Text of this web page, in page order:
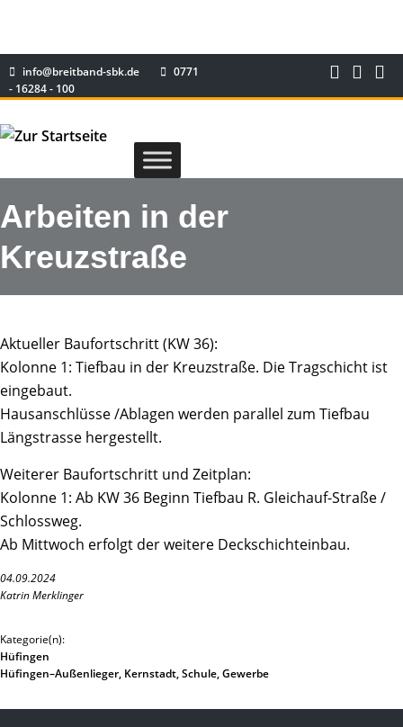
info@breitband-sbk.de
0771
- 16284 - 100
Arbeiten in der
Kreuzstraße
Aktueller Baufortschritt (KW 36):
Kolonne 1: Tiefbau in der Kreuzstraße. Die Tragschicht ist
eingebaut.
Hausanschlüsse /Ablagen werden parallel zum Tiefbau
Längstrasse hergestellt.
Weiterer Baufortschritt und Zeitplan:
Kolonne 1: Ab KW 36 Beginn Tiefbau R. Gleichauf-Straße /
Schlossweg.
Ab Mittwoch erfolgt der weitere Deckschichteinbau.
04.09.2024
Katrin Merklinger
Kategorie(n):
Hüfingen
Hüfingen–Außenlieger, Kernstadt, Schule, Gewerbe